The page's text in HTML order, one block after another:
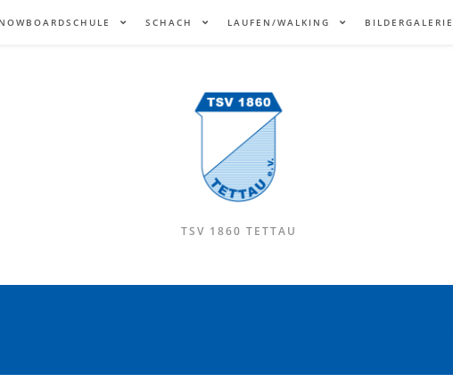
SCHACH LAUFEN/WALKING BILDERGALERIE
TSV 1860 TETTAU